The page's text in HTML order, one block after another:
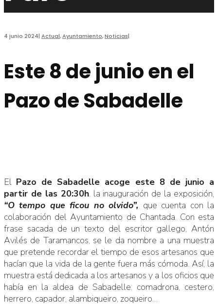
4 junio 2024| Actual,Ayuntamiento,Noticias|
Este 8 de junio en el
Pazo de Sabadelle
El Pazo de Sabadelle acoge este 8 de junio a
partir de las 20:30h. la inauguración de la exposición,
“O tempo que ficou no olvido”, que cuenta con la
colaboración del Ayuntamiento de Chantada. Con esta
frase sacada de un texto del escritor gallego, Antón
Avilés de Taramancos, se le da nombre a una muestra
que pretende recordar el tiempo de esos artesanos que
hacían que la vida de la gente fuera más cómoda. Así, la
muestra está dedicada a los artesanos y a los oficios que
había en la aldea de Sabadelle: comadrona, cestero,
herrero, capador, alambiqueiro, zoqueiro…